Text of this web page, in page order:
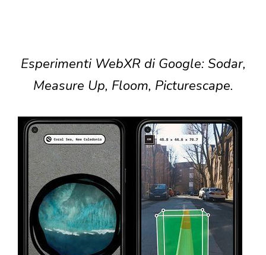
Esperimenti WebXR di Google: Sodar,
Measure Up, Floom, Picturescape.